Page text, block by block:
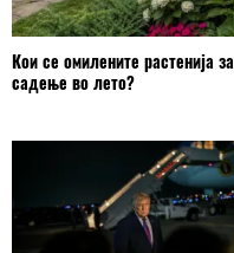
Кои се омилените растенија за
садење во лето?